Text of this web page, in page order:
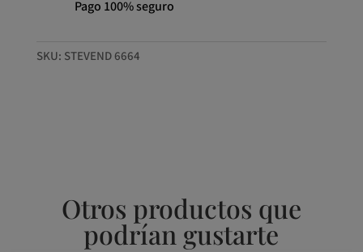
Pago 100% seguro
SKU: STEVEND 6664
Otros productos que
podrían gustarte